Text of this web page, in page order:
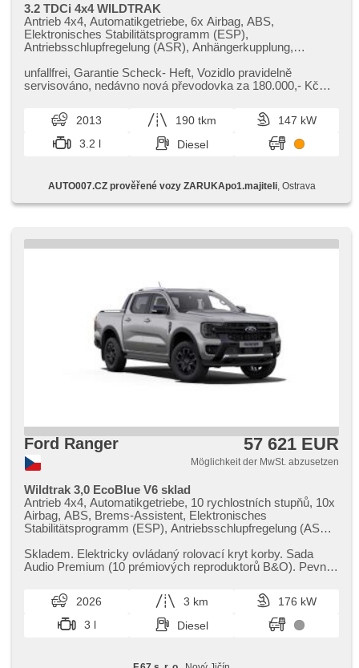
3.2 TDCi 4x4 WILDTRAK
Antrieb 4x4, Automatikgetriebe, 6x Airbag, ABS,
Elektronisches Stabilitätsprogramm (ESP),
Antriebsschlupfregelung (ASR), Anhängerkupplung,
Leuchten, Alufelgen, Bordcomputer, elektronická ruční
brzda, Fahrkamera, Lenkrad einstellbar,
Seitenscheiben, Dachträger, Wegfahrsperre,
Zentralverriegelung mit Funkfernbedienung, Ledersitze,
isofix, Lederpolsterung, beheizte Sitze, höheneinstellbare
Sitze, Positionssitze, Nebelscheinwerfer, USB, Autoradio,
Ausziehbare Kopflehnen
unfallfrei,​ Garantie Scheck​- Heft,​ Vozidlo pravidelně
servisováno,​ nedávno nová převodovka za 180.000,​​- Kč
2013 190 tkm
147 kW
3.2 l
Diesel
AUTO007.CZ prověřené vozy ZARUKApo1.majiteli, Ostrava
Ford Ranger 57 621 EUR
Möglichkeit der MwSt. abzusetzen
Wildtrak 3,0 EcoBlue V6 sklad
Antrieb 4x4, Automatikgetriebe, 10 rychlostních stupňů, 10x
Airbag, ABS, Brems-Assistent, Elektronisches
Stabilitätsprogramm (ESP), Antriebsschlupfregelung (ASR),
Hang, asistent rozjezdu do kopce (HSA), Uhr Spur, Blind
Spot Anzeige, Überwachung der Ermüdung des Fahrers,
Anhängerkupplung, Servolenkung, Klimaautomatik,
Adaptive Geschwindigkeitsregelung, täglich Leuchten, LED
denní svícení, automatické přepínání dálkových světel,
Alufelgen, Bordcomputer, digitální přístrojový štít, volba
Skladem. Elektricky ovládaný rolovací kryt korby. Sada
Audio Premium (10 prémiových reproduktorů B&O). Pevné
2026 3 km
176 kW
3 l
Diesel